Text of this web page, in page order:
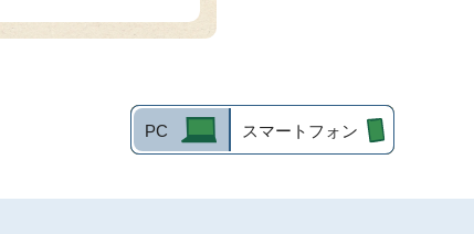
PC スマートフォン